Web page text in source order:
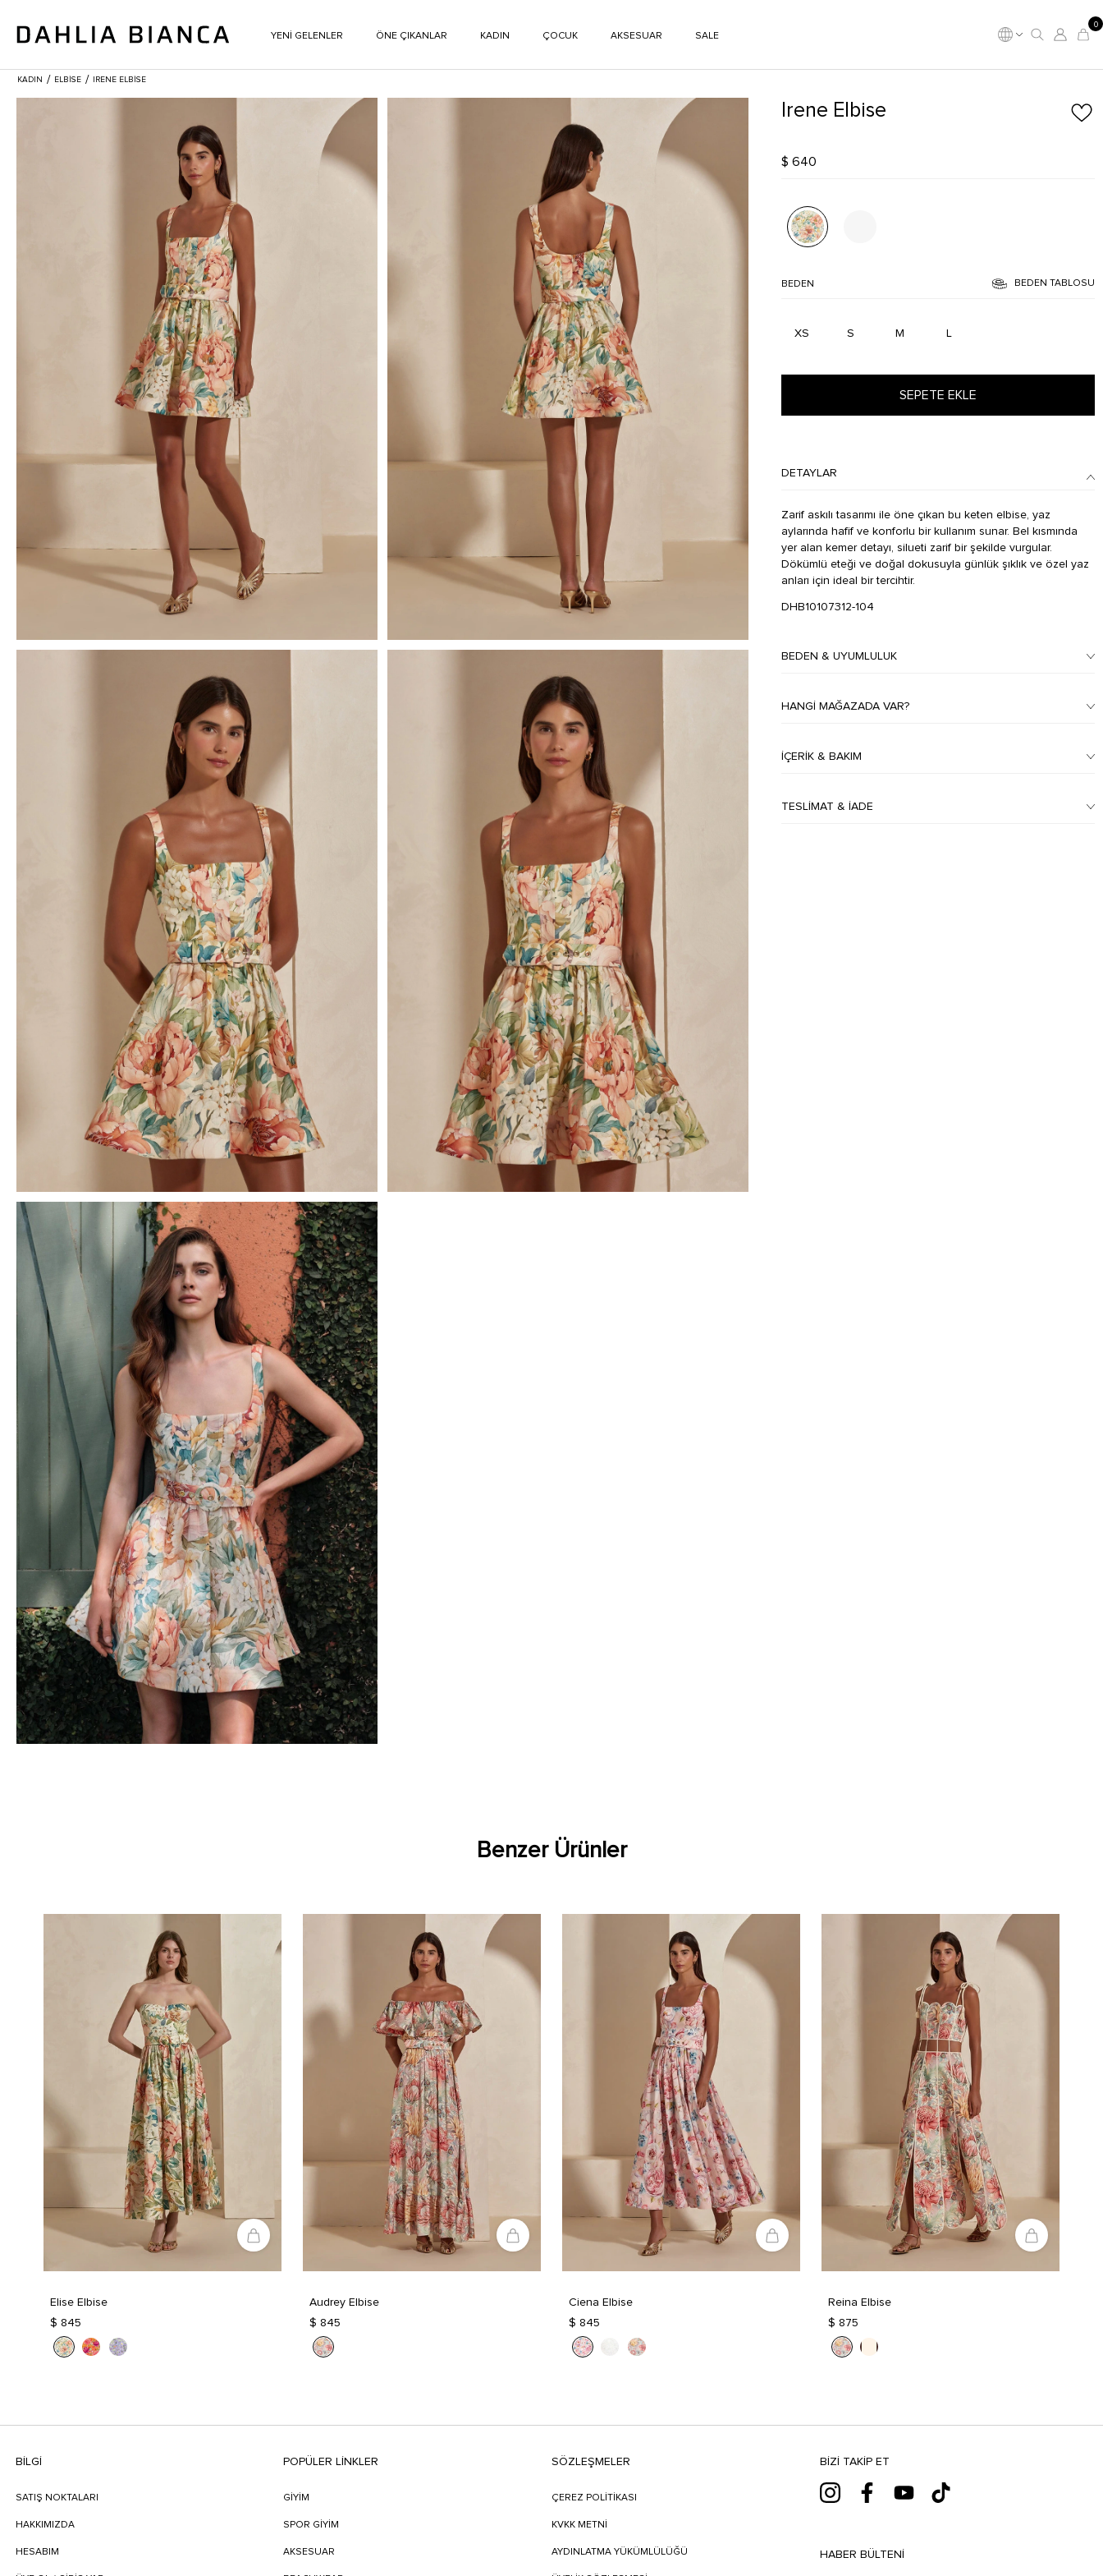
YENİ GELENLER ÖNE ÇIKANLAR KADIN ÇOCUK AKSESUAR SALE
0
KADIN / ELBİSE / IRENE ELBISE
Irene Elbise
$ 640
BEDEN BEDEN TABLOSU
XS S M L
SEPETE EKLE
DETAYLAR
Zarif askılı tasarımı ile öne çıkan bu keten elbise, yaz
aylarında hafif ve konforlu bir kullanım sunar. Bel kısmında
yer alan kemer detayı, silueti zarif bir şekilde vurgular.
Dökümlü eteği ve doğal dokusuyla günlük şıklık ve özel yaz
anları için ideal bir tercihtir.
DHB10107312-104
BEDEN & UYUMLULUK
HANGI MAĞAZADA VAR?
İÇERIK & BAKIM
TESLIMAT & İADE
Benzer Ürünler
Elise Elbise
$ 845
Audrey Elbise
$ 845
Ciena Elbise
$ 845
Reina Elbise
$ 875
BILGI
SATIŞ NOKTALARI
HAKKIMIZDA
HESABIM
POPÜLER LİNKLER
GİYİM
SPOR GİYİM
AKSESUAR
SÖZLEŞMELER
ÇEREZ POLİTİKASI
KVKK METNİ
AYDINLATMA YÜKÜMLÜLÜĞÜ
BIZI TAKIP ET
HABER BÜLTENI